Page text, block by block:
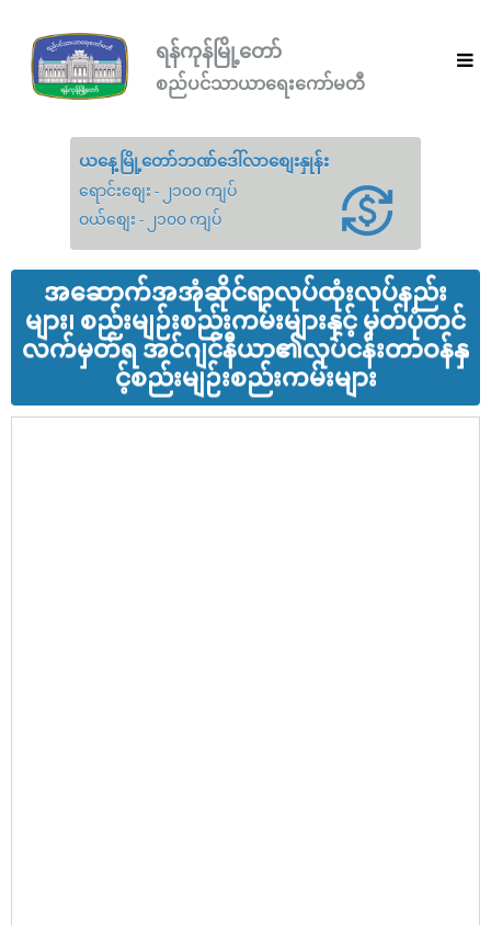
ရန်ကုန်မြို့တော်
စည်ပင်သာယာရေးကော်မတီ
ယနေ့မြို့တော်ဘဏ်ဒေါ်လာစျေးနှုန်း
ရောင်းစျေး - ၂၁၀၀ ကျပ်
ဝယ်စျေး - ၂၁၀၀ ကျပ်
အဆောက်အအုံဆိုင်ရာလုပ်ထုံးလုပ်နည်း
များ၊ စည်းမျဉ်းစည်းကမ်းများနှင့် မှတ်ပုံတင်
လက်မှတ်ရ အင်ဂျင်နီယာ၏လုပ်ငန်းတာဝန်နှ
င့်စည်းမျဉ်းစည်းကမ်းများ